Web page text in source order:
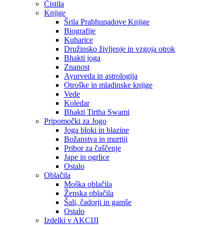
Čistila
Knjige
Šrila Prabhupadove Knjige
Biografije
Kuharice
Družinsko življenje in vzgoja otrok
Bhakti joga
Znanost
Ayurveda in astrologija
Otroške in mladinske knjige
Vede
Koledar
Bhakti Tirtha Swami
Pripomočki za Jogo
Joga bloki in blazine
Božanstva in murtiji
Pribor za čaščenje
Jape in ogrlice
Ostalo
Oblačila
Moška oblačila
Ženska oblačila
Šali, čadorji in gamše
Ostalo
Izdelki v AKCIJI